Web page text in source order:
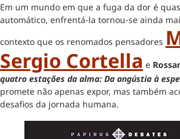
Em um mundo em que a fuga da dor é
automático, enfrentá-la tornou-se ainda
contexto que os renomados pensadores
Sergio Cortella e
quatro estações da alma: Da angústia à
promete não apenas expor, mas também
desafios da jornada humana.